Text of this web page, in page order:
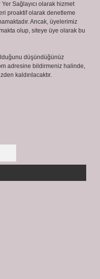
Sağlayıcı olarak hizmet
proaktif olarak denetleme
Ancak, üyelerimiz
olup, siteye üye olarak bu
düşündüğünüz
adresine bildirmeniz halinde,
kaldırılacaktır.